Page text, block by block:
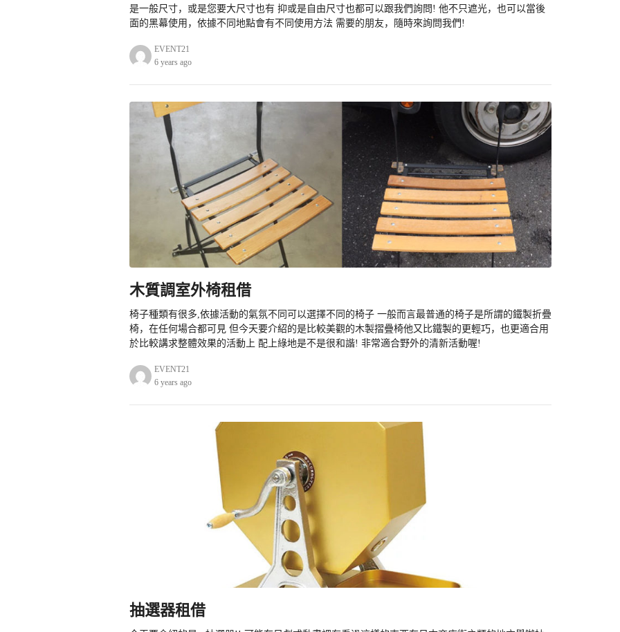
是一般尺寸，或是您要大尺寸也有 抑或是自由尺寸也都可以跟我們詢問! 他不只遮光，也可以當後
面的黑幕使用，依據不同地點會有不同使用方法 需要的朋友，隨時來詢問我們!
EVENT21
6 years ago
木質調室外椅租借
椅子種類有很多,依據活動的氣氛不同可以選擇不同的椅子 一般而言最普通的椅子是所謂的鐵製折疊
椅，在任何場合都可見 但今天要介紹的是比較美觀的木製摺疊椅他又比鐵製的更輕巧，也更適合用
於比較講求整體效果的活動上 配上綠地是不是很和諧! 非常適合野外的清新活動喔!
EVENT21
6 years ago
抽選器租借